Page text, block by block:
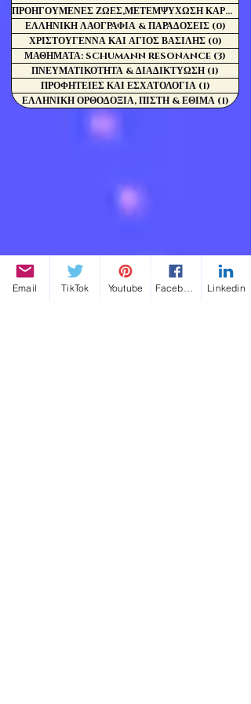
ΠΡΟΗΓΟΥΜΕΝΕΣ ΖΩΕΣ,ΜΕΤΕΜΨΥΧΩΣΗ ΚΑΡΜΑ
ΕΛΛΗΝΙΚΗ ΛΑΟΓΡΑΦΙΑ & ΠΑΡΑΔΟΣΕΙΣ (0)
ΧΡΙΣΤΟΥΓΕΝΝΑ ΚΑΙ ΑΓΙΟΣ ΒΑΣΙΛΗΣ (0)
ΜΑΘΗΜΑΤΑ: SCHUMANN RESONANCE (3)
ΠΝΕΥΜΑΤΙΚΟΤΗΤΑ & ΔΙΑΔΙΚΤΥΩΣΗ (1)
ΠΡΟΦΗΤΕΙΕΣ ΚΑΙ ΕΣΧΑΤΟΛΟΓΙΑ (1)
ΕΛΛΗΝΙΚΗ ΟΡΘΟΔΟΞΙΑ, ΠΙΣΤΗ & ΕΘΙΜΑ (1) 1
Email TikTok Youtube Linkedin